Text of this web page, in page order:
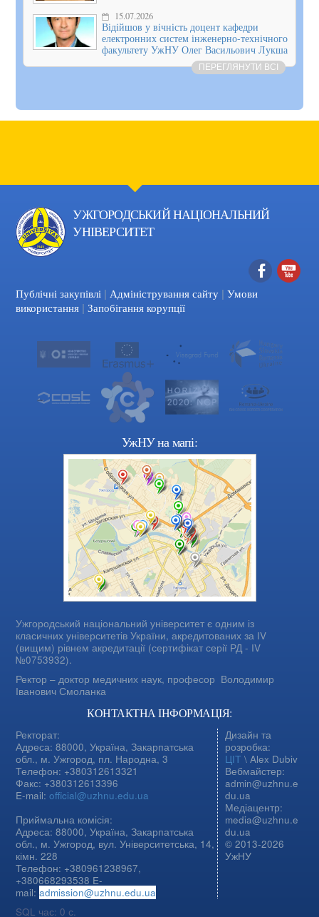
15.07.2026
Відійшов у вічність доцент кафедри
електронних систем інженерно-технічного
факультету УжНУ Олег Васильович Лукша
ПЕРЕГЛЯНУТИ ВСІ
УЖГОРОДСЬКИЙ НАЦІОНАЛЬНИЙ
УНІВЕРСИТЕТ
Facebook
Публічні закупівлі | Адміністрування сайту | Умови
використання | Запобігання корупції
УжНУ на мапі:
Ужгородський національний університет є одним із
класичних університетів України, акредитованих за IV
(вищим) рівнем акредитації (сертифікат серії РД - IV
№0753932).
Ректор – доктор медичних наук, професор Володимир
Іванович Смоланка
КОНТАКТНА ІНФОРМАЦІЯ:
Ректорат:
Адреса: 88000, Україна, Закарпатська
обл., м. Ужгород, пл. Народна, 3
Телефон: +380312613321
Факс: +380312613396
E-mail:official@uzhnu.edu.ua
Приймальна комісія:
Адреса: 88000, Україна, Закарпатська
обл., м. Ужгород, вул. Університетська, 14,
кімн. 228
Телефон: +380961238967,
+380668293538 E-
mail:admission@uzhnu.edu.ua
Дизайн та
розробка:
ЦІТ \ Alex Dubiv
Вебмайстер:
admin@uzhnu.e
du.ua
Медіацентр:
media@uzhnu.e
du.ua
© 2013-2026
УжНУ
SQL час: 0 с.